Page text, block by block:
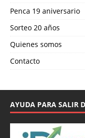
Penca 19 aniversario
Sorteo 20 años
Quienes somos
Contacto
AYUDA PARA SALIR